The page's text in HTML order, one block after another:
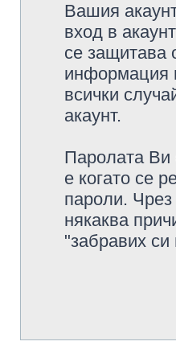
Вашия
вход в
се защитава
информация
всички
акаунт.
Паролата Ви
е когато се
пароли. Чрез
някаква
"забравих си